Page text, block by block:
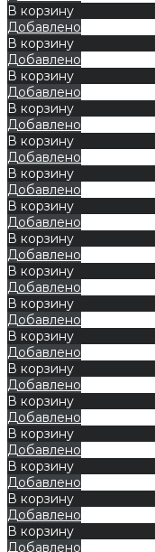
В корзину
Добавлено
В корзину
Добавлено
В корзину
Добавлено
В корзину
Добавлено
В корзину
Добавлено
В корзину
Добавлено
В корзину
Добавлено
В корзину
Добавлено
В корзину
Добавлено
В корзину
Добавлено
В корзину
Добавлено
В корзину
Добавлено
В корзину
Добавлено
В корзину
Добавлено
В корзину
Добавлено
В корзину
Добавлено
В корзину
Добавлено